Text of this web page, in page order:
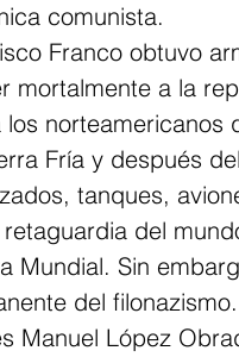
comunista.
Franco obtuvo
mortalmente a la
los
Fría y después
tanques,
del
Mundial. Sin
del filonazismo.
Manuel López